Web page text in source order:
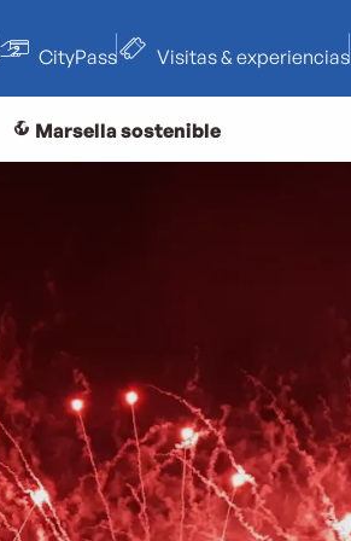
CityPass Visitas & experiencias
Marsella sostenible